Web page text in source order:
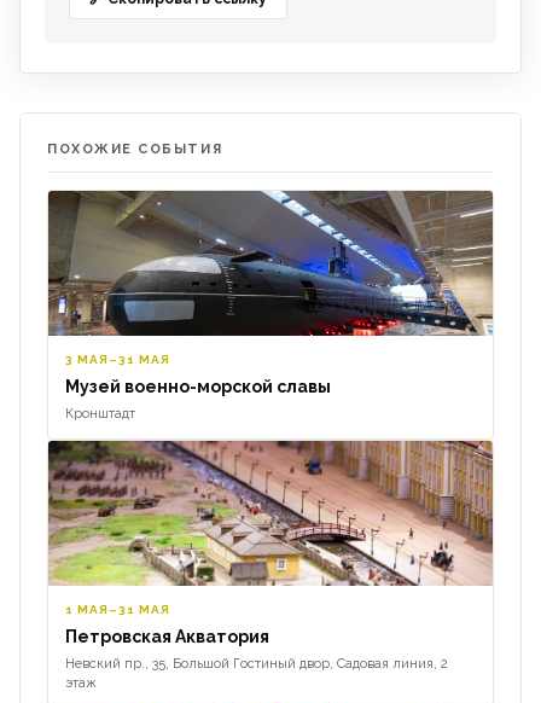
ПОХОЖИЕ СОБЫТИЯ
3 МАЯ–31 МАЯ
Музей военно-морской славы
Кронштадт
1 МАЯ–31 МАЯ
Петровская Акватория
Невский пр., 35, Большой Гостиный двор, Садовая линия, 2
этаж